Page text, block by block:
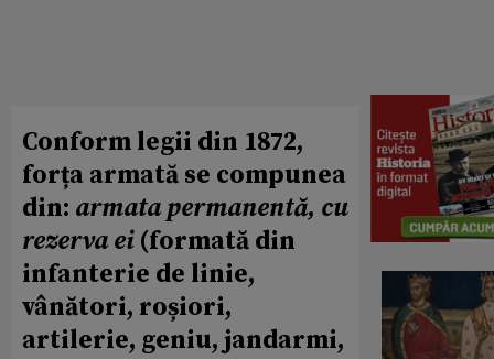
Conform legii din 1872,
forța armată se compunea
din: armata permanentă, cu
rezerva ei(formată din
infanterie de linie,
vânători, roșiori,
artilerie, geniu, jandarmi,